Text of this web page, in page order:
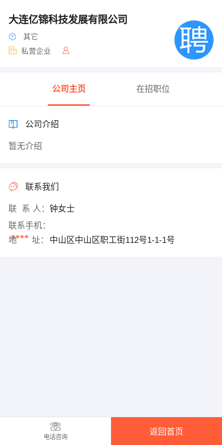
大连亿锦科技发展有限公司
其它
私营企业
公司主页 在招职位
公司介绍
暂无介绍
联系我们
联 系 人： 钟女士
联系手机：
****
地 址： 中山区中山区职工街112号1-1-1号
电话咨询
返回首页